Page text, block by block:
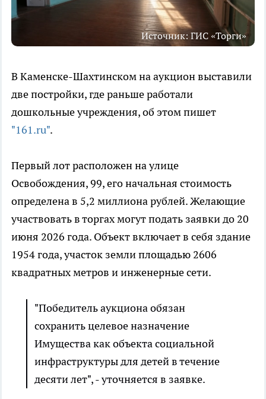
Источник: ГИС «Торги»
В Каменске-Шахтинском на аукцион выставили
две постройки, где раньше работали
дошкольные учреждения, об этом пишет
"161.ru".
Первый лот расположен на улице
Освобождения, 99, его начальная стоимость
определена в 5,2 миллиона рублей. Желающие
участвовать в торгах могут подать заявки до 20
июня 2026 года. Объект включает в себя здание
1954 года, участок земли площадью 2606
квадратных метров и инженерные сети.
"Победитель аукциона обязан
сохранить целевое назначение
Имущества как объекта социальной
инфраструктуры для детей в течение
десяти лет", - уточняется в заявке.